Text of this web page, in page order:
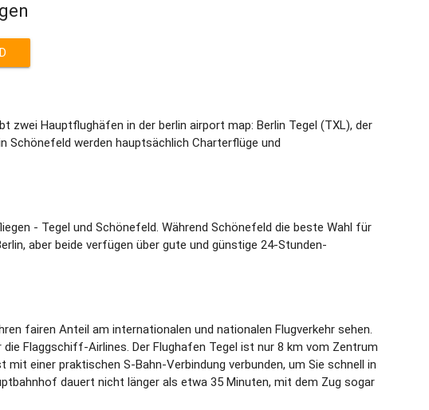
Hauptflughäfen in der berlin airport map: Berlin Tegel (TXL), der
Schönefeld werden hauptsächlich Charterflüge und
- Tegel und Schönefeld. Während Schönefeld die beste Wahl für
aber beide verfügen über gute und günstige 24-Stunden-
fairen Anteil am internationalen und nationalen Flugverkehr sehen.
Flaggschiff-Airlines. Der Flughafen Tegel ist nur 8 km vom Zentrum
einer praktischen S-Bahn-Verbindung verbunden, um Sie schnell in
dauert nicht länger als etwa 35 Minuten, mit dem Zug sogar